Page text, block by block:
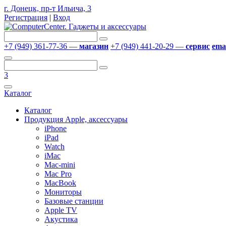
г. Донецк, пр-т Ильича, 3
Регистрация | Вход
+7 (949) 361-77-36 — магазин +7 (949) 441-20-29 — сервис
3
Каталог
Каталог
Продукция Apple, аксессуары
iPhone
iPad
Watch
iMac
Mac-mini
Mac Pro
MacBook
Мониторы
Базовые станции
Apple TV
Акустика